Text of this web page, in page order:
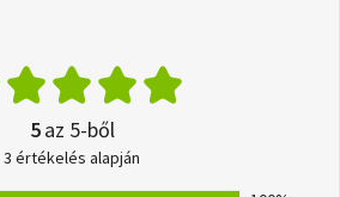
5az 5-ből
3 értékelés alapján